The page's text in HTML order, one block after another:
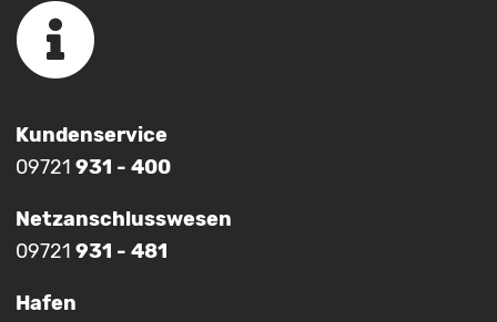
Kundenservice
09721 931 - 400
Netzanschlusswesen
09721 931 - 481
Hafen